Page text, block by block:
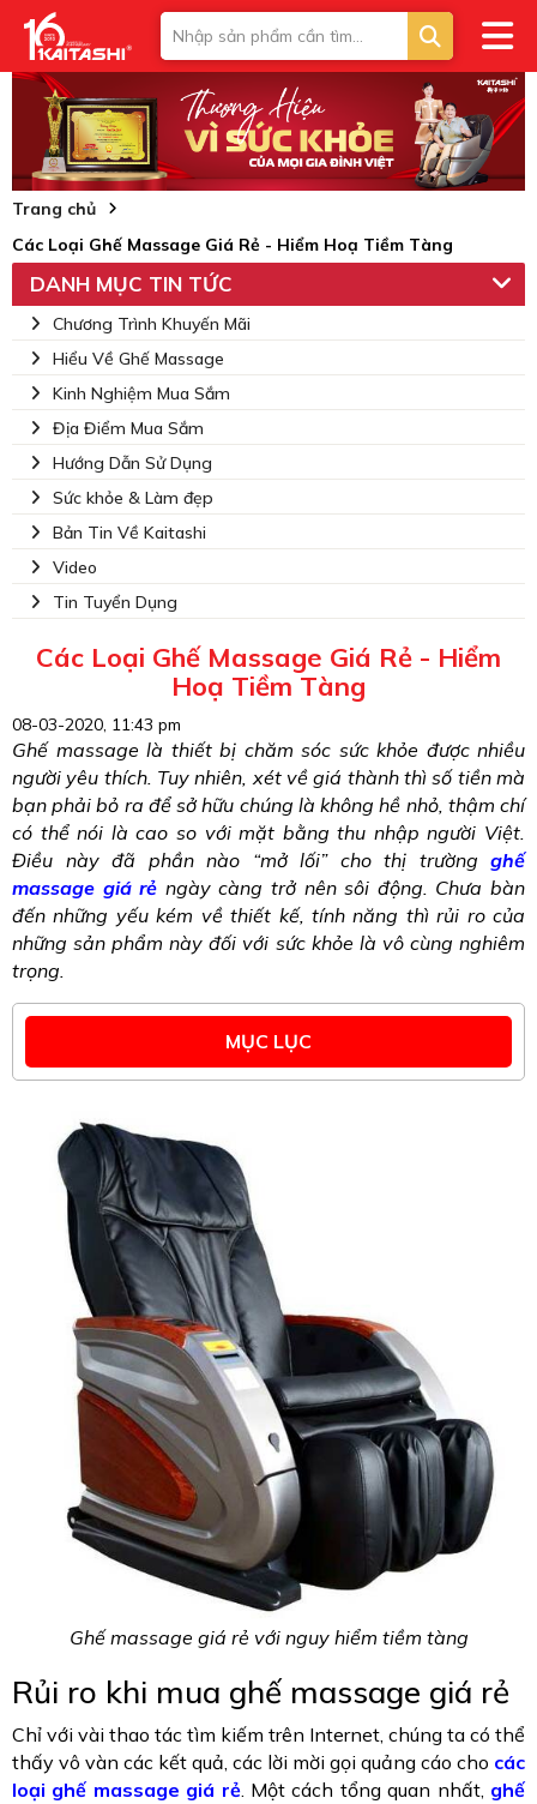
Trang chủ
Các Loại Ghế Massage Giá Rẻ - Hiểm Hoạ Tiềm Tàng
DANH MỤC TIN TỨC
Chương Trình Khuyến Mãi
Hiểu Về Ghế Massage
Kinh Nghiệm Mua Sắm
Địa Điểm Mua Sắm
Hướng Dẫn Sử Dụng
Sức khỏe & Làm đẹp
Bản Tin Về Kaitashi
Video
Tin Tuyển Dụng
Các Loại Ghế Massage Giá Rẻ - Hiểm
Hoạ Tiềm Tàng
08-03-2020, 11:43 pm
Ghế massage là thiết bị chăm sóc sức khỏe được nhiều
người yêu thích. Tuy nhiên, xét về giá thành thì số tiền mà
bạn phải bỏ ra để sở hữu chúng là không hề nhỏ, thậm chí
có thể nói là cao so với mặt bằng thu nhập người Việt.
Điều này đã phần nào “mở lối” cho thị trường ghế
massage giá rẻ ngày càng trở nên sôi động. Chưa bàn
đến những yếu kém về thiết kế, tính năng thì rủi ro của
những sản phẩm này đối với sức khỏe là vô cùng nghiêm
trọng.
MỤC LỤC
Ghế massage giá rẻ với nguy hiểm tiềm tàng
Rủi ro khi mua ghế massage giá rẻ
Chỉ với vài thao tác tìm kiếm trên Internet, chúng ta có thể
thấy vô vàn các kết quả, các lời mời gọi quảng cáo cho các
loại ghế massage giá rẻ. Một cách tổng quan nhất, ghế